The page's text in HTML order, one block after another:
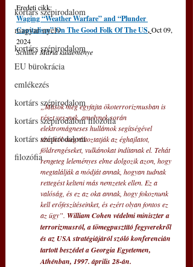
kortárs szépirodalom
magyar nyelv
kortárs szépirodalom
EU bürokrácia
emlékezés
kortárs szépirodalom
kortárs szépirodalom filozófia
kortárs szépirodalom
filozófia
Eredeti cikk:
Waging “Weather Warfare” and “Plunder
Capitalism” On The Good Folk Of The US, Oct 09,
2024
Schiller Mária küldeménye
„Mások még egyfajta ökoterrorizmusban is
részt vesznek, amelynek során
elektromágneses hullámok segítségével
távolról megváltoztatják az éghajlatot,
földrengéseket, vulkánokat indítanak el. Tehát
rengeteg leleményes elme dolgozik azon, hogy
megtalálják a módját annak, hogyan tudnak
rettegést kelteni más nemzetek ellen. Ez a
valóság, és ez az oka annak, hogy fokoznunk
kell erőfeszítéseinket, és ezért olyan fontos ez
az ügy”. William Cohen védelmi miniszter a
terrorizmusról, a tömegpusztító fegyverekről
és az USA stratégiájáról szóló konferencián
tartott beszédet a Georgia Egyetemen,
Athénban, 1997. április 28-án.